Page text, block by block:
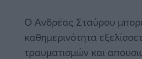
Ο Ανδρέας Σταύρου
καθημερινότητα
τραυματισμών και